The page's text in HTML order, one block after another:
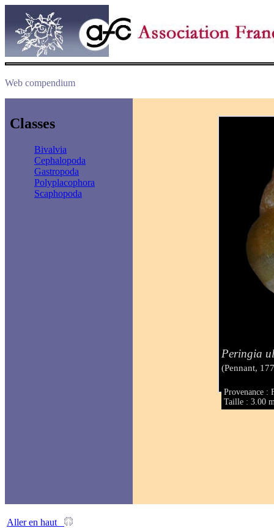
Web compendium
Classes
Bivalvia
Cephalopoda
Gastropoda
Polyplacophora
Scaphopoda
Peringia
(Pennant,
Provenance :
Taille : 3.00
Aller en haut